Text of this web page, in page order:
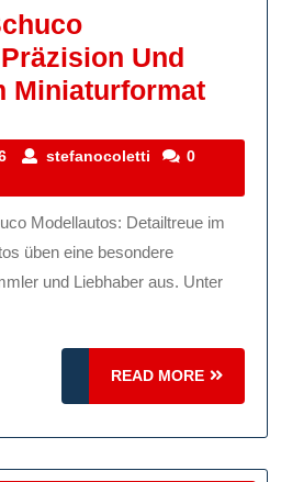
Und
Miniaturformat
Und
Im
28
2026
stefanocoletti stefanocoletti
0
üben eine besondere
und Liebhaber aus. Unter
READ MORE
READ
MORE